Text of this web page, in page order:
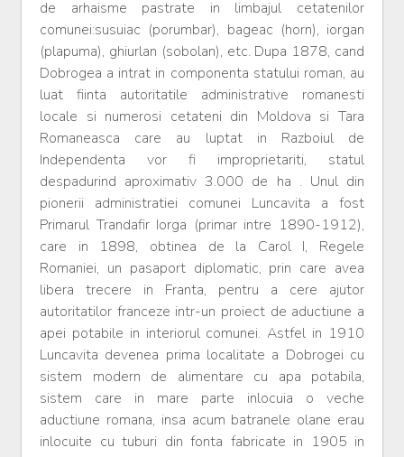
de arhaisme pastrate in limbajul cetatenilor
comunei:susuiac (porumbar), bageac (horn), iorgan
(plapuma), ghiurlan (sobolan), etc. Dupa 1878, cand
Dobrogea a intrat in componenta statului roman, au
luat fiinta autoritatile administrative romanesti
locale si numerosi cetateni din Moldova si Tara
Romaneasca care au luptat in Razboiul de
Independenta vor fi improprietariti, statul
despadurind aproximativ 3.000 de ha . Unul din
pionerii administratiei comunei Luncavita a fost
Primarul Trandafir Iorga (primar intre 1890-1912),
care in 1898, obtinea de la Carol I, Regele
Romaniei, un pasaport diplomatic, prin care avea
libera trecere in Franta, pentru a cere ajutor
autoritatilor franceze intr-un proiect de aductiune a
apei potabile in interiorul comunei. Astfel in 1910
Luncavita devenea prima localitate a Dobrogei cu
sistem modern de alimentare cu apa potabila,
sistem care in mare parte inlocuia o veche
aductiune romana, insa acum batranele olane erau
inlocuite cu tuburi din fonta fabricate in 1905 in